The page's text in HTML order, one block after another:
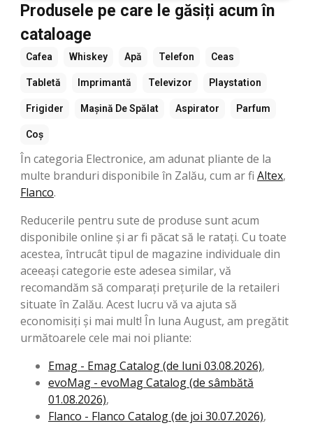
Produsele pe care le găsiți acum în
cataloage
Cafea Whiskey Apă Telefon Ceas
Tabletă Imprimantă Televizor Playstation
Frigider Mașină De Spălat Aspirator Parfum
Coș
În categoria Electronice, am adunat pliante de la
multe branduri disponibile în Zalău, cum ar fi Altex,
Flanco.
Reducerile pentru sute de produse sunt acum
disponibile online și ar fi păcat să le ratați. Cu toate
acestea, întrucât tipul de magazine individuale din
aceeași categorie este adesea similar, vă
recomandăm să comparați prețurile de la retaileri
situate în Zalău. Acest lucru vă va ajuta să
economisiți și mai mult! În luna August, am pregătit
următoarele cele mai noi pliante:
Emag - Emag Catalog (de luni 03.08.2026),
evoMag - evoMag Catalog (de sâmbătă
01.08.2026),
Flanco - Flanco Catalog (de joi 30.07.2026),